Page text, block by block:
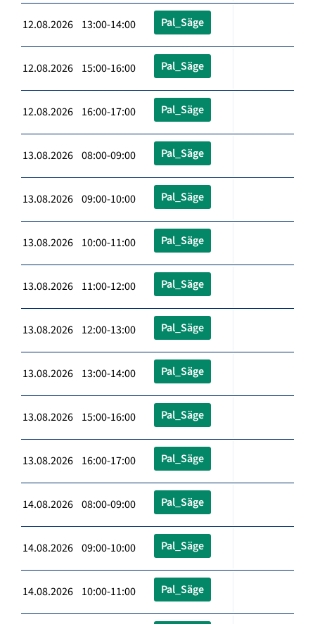
12.08.2026 13:00-14:00 Pal_Säge
12.08.2026 15:00-16:00 Pal_Säge
12.08.2026 16:00-17:00 Pal_Säge
13.08.2026 08:00-09:00 Pal_Säge
13.08.2026 09:00-10:00 Pal_Säge
13.08.2026 10:00-11:00 Pal_Säge
13.08.2026 11:00-12:00 Pal_Säge
13.08.2026 12:00-13:00 Pal_Säge
13.08.2026 13:00-14:00 Pal_Säge
13.08.2026 15:00-16:00 Pal_Säge
13.08.2026 16:00-17:00 Pal_Säge
14.08.2026 08:00-09:00 Pal_Säge
14.08.2026 09:00-10:00 Pal_Säge
14.08.2026 10:00-11:00 Pal_Säge